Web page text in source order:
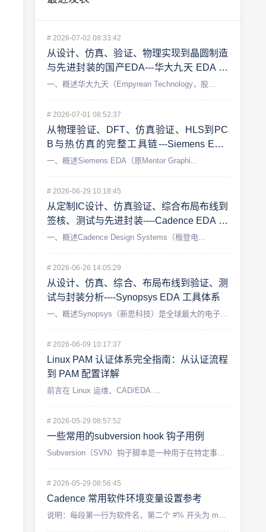
#2026-07-02 08:33:42
从设计、仿真、验证、物理实现到晶圆制造
与先进封装的国产EDA---华大九天 EDA 工
具体系
一、概述华大九天（Empyrean Technology，股...
#2026-07-01 08:52:37
从物理验证、DFT、仿真验证、HLS到PC
B与热仿真的完整工具链---Siemens EDA
工具体系
一、概述Siemens EDA（原Mentor Graphi...
#2026-06-29 10:18:45
从定制IC设计、仿真验证、综合布局布线到
签核、测试与先进封装----Cadence EDA 工
具体系
一、概述Cadence Design Systems（楷登电...
#2026-06-26 14:05:29
从设计、仿真、综合、布局布线到验证、测
试与封装分析----Synopsys EDA 工具体系
#2026-06-09 10:17:37
Linux PAM 认证体系完全指南：从认证流程
到 PAM 配置详解
前言在 Linux 运维、CAD/EDA ...
#2026-05-29 08:57:52
一些常用的subversion hook 钩子用例
#2026-05-29 08:56:45
Cadence 常用软件环境变量设置参考